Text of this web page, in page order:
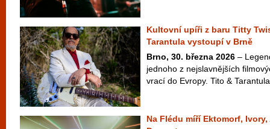
Kultovní upíři z baru Titty
Tarantula vystoupí v Brně
Brno, 30. března 2026 –
jednoho z nejslavnějších
vrací do Evropy. Tito &
Na Flédu míří Ektomorf,